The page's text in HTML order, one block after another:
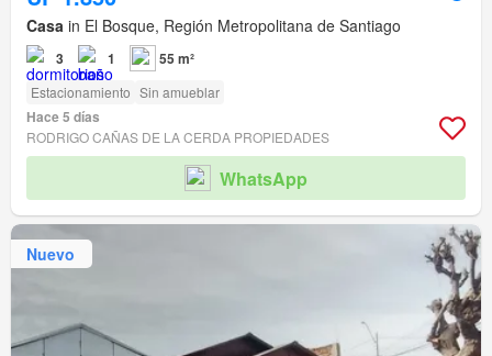
Casa in El Bosque, Región Metropolitana de Santiago
3 1 55 m²
Estacionamiento Sin amueblar
Hace 5 días
RODRIGO CAÑAS DE LA CERDA PROPIEDADES
WhatsApp
Nuevo